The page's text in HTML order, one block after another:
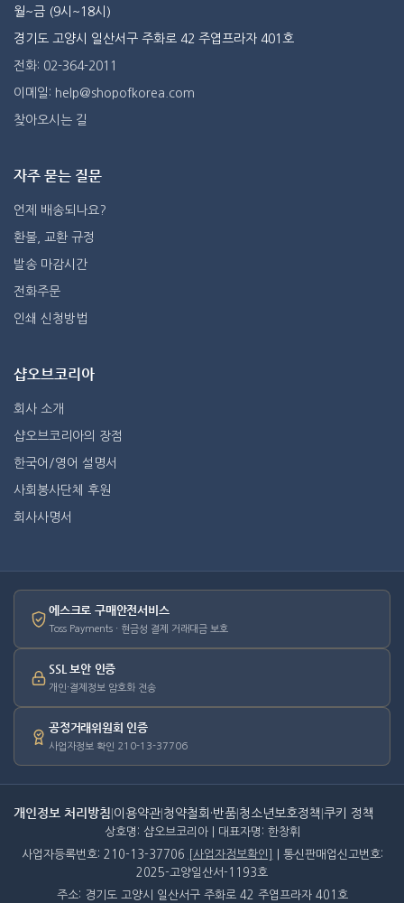
월~금 (9시~18시)
경기도 고양시 일산서구 주화로 42 주엽프라자 401호
전화: 02-364-2011
이메일: help@shopofkorea.com
찾아오시는 길
자주 묻는 질문
언제 배송되나요?
환불, 교환 규정
발송 마감시간
전화주문
인쇄 신청방법
샵오브코리아
회사 소개
샵오브코리아의 장점
한국어/영어 설명서
사회봉사단체 후원
회사사명서
에스크로 구매안전서비스
Toss Payments · 현금성 결제 거래대금 보호
SSL 보안 인증
개인·결제정보 암호화 전송
공정거래위원회 인증
사업자정보 확인 210-13-37706
개인정보 처리방침 이용약관 청약철회·반품 청소년보호정책 쿠키 정책
상호명: 샵오브코리아 | 대표자명: 한창휘
사업자등록번호: 210-13-37706
[사업자정보확인]
| 통신판매업신고번호:
2025-고양일산서-1193호
주소: 경기도 고양시 일산서구 주화로 42 주엽프라자 401호